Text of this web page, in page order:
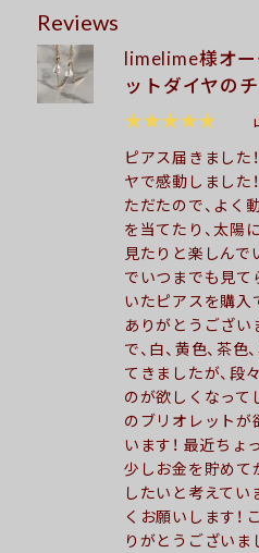
Reviews
limelime様オ
ットダイヤの
★★★★★
ピアス届きました
ヤで感動しました
ただたので、よく
を当てたり、太陽
見たりと楽しんで
でいつまでも見て
いたピアスを購入
ありがとうござい
で、白、黄色、茶色
てきましたが、段
のが欲しくなっ
のブリオレットが
います！ 最近ちょ
少しお金を貯めて
したいと考えてい
くお願いします！
りがとうございま